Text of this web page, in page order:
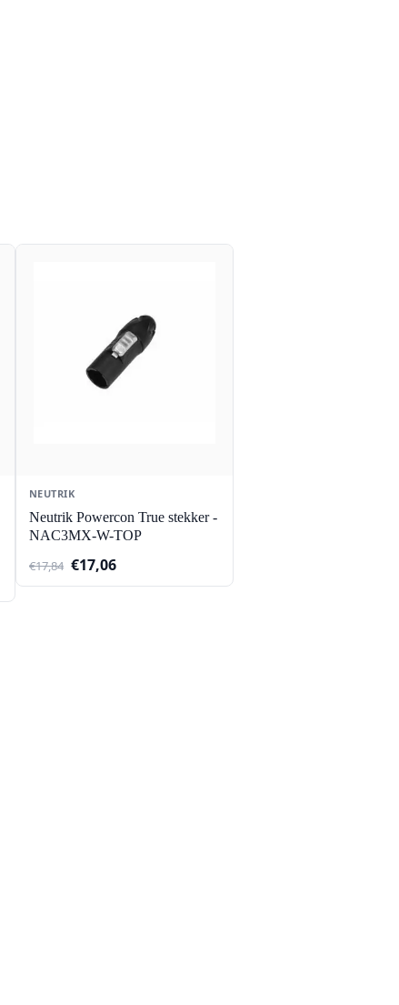
NEUTRIK
Neutrik Powercon True stekker -
NAC3MX-W-TOP
€17,84 Oorspronkelijke
€17,06Huidige